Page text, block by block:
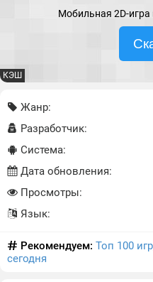
Мобильная 2D-игра
КЭШ
Жанр:
Разработчик:
Система:
Дата обновления:
Просмотры:
Язык:
Рекомендуем: Топ 100 игр
сегодня